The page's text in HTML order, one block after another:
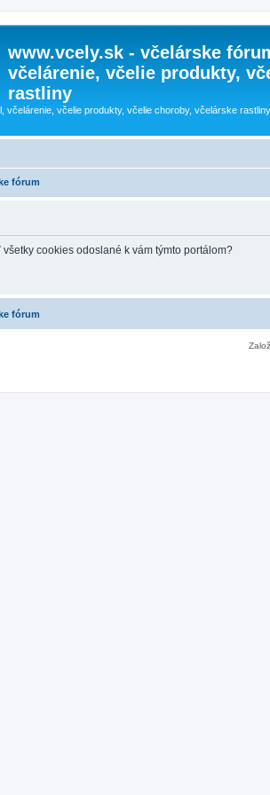
www.vcely.sk - včelárske
včelárenie, včelie produkty,
rastliny
včelárenie, včelie produkty, včelie choroby, včelárske rastliny
fórum
cookies odoslané k vám týmto portálom?
fórum